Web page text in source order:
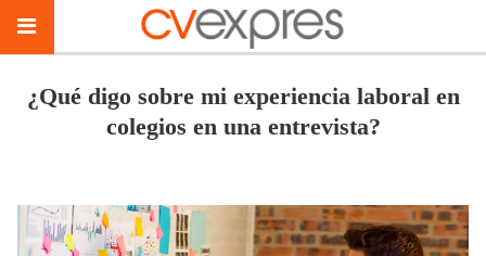
¿Qué digo sobre mi experiencia laboral en
colegios en una entrevista?